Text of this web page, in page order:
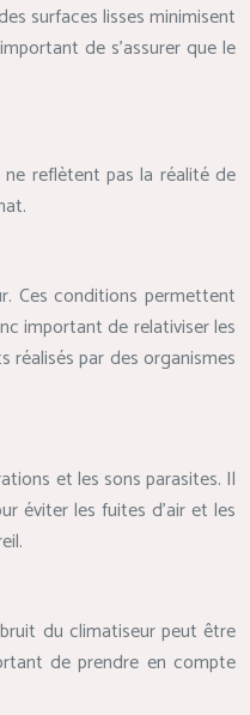
surfaces lisses minimisent
de s’assurer que le
reflètent pas la réalité de
Ces conditions permettent
important de relativiser les
réalisés par des organismes
et les sons parasites. Il
éviter les fuites d’air et les
du climatiseur peut être
de prendre en compte